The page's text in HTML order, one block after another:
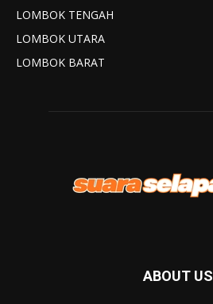
LOMBOK TENGAH
LOMBOK UTARA
LOMBOK BARAT
ABOUT US